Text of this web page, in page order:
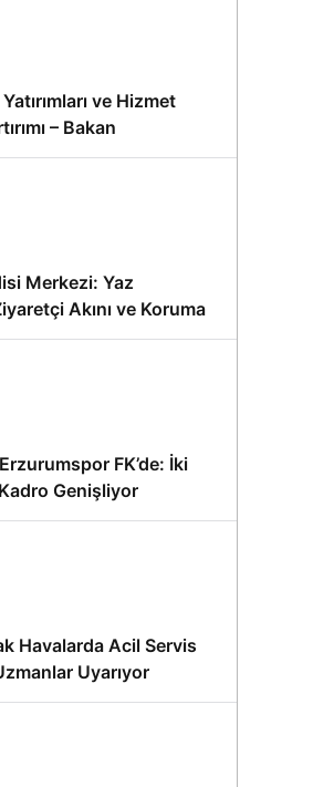
ve Hizmet
– Bakan
Ziyareti
Merkezi: Yaz
Akını ve Koruma
FK’de: İki
Genişliyor
Havalarda Acil Servis
Uyarıyor